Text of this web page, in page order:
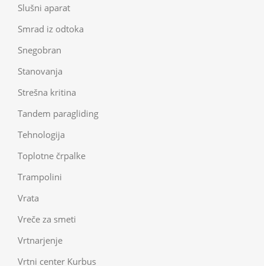
Slušni aparat
Smrad iz odtoka
Snegobran
Stanovanja
Strešna kritina
Tandem paragliding
Tehnologija
Toplotne črpalke
Trampolini
Vrata
Vreče za smeti
Vrtnarjenje
Vrtni center Kurbus